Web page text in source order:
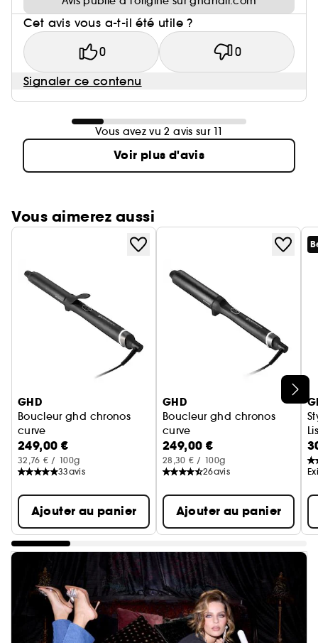
Cet avis vous a-t-il été utile ?
0 0
Signaler ce contenu
Vous avez vu 2 avis sur 11
Voir plus d'avis
Vous aimerez aussi
GHD
Boucleur ghd chronos
curve
classic tong
249,00 €
32,76 € / 100g
33avis
Ajouter au panier
GHD
Boucleur ghd chronos
curve
max wand
249,00 €
28,30 € / 100g
26avis
Ajouter au panier